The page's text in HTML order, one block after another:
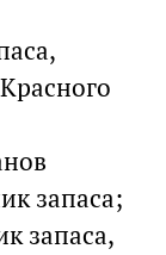
запаса;
запаса,